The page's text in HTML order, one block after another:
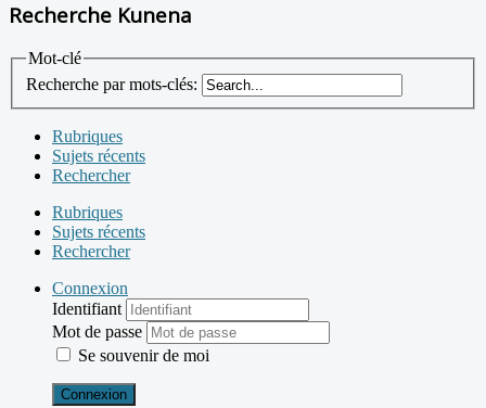
Recherche Kunena
Mot-clé
Recherche par mots-clés:
Rubriques
Sujets récents
Rechercher
Rubriques
Sujets récents
Rechercher
Connexion
Identifiant
Mot de passe
Se souvenir de moi
Connexion